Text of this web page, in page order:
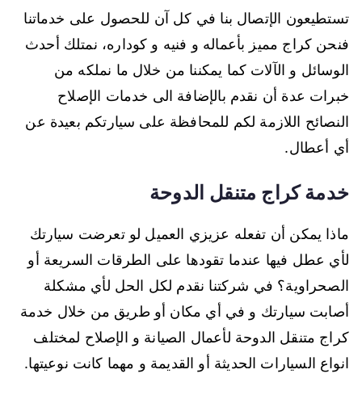
تستطيعون الإتصال بنا في كل آن للحصول على خدماتنا
فنحن كراج مميز بأعماله و فنيه و كوداره، نمتلك أحدث
الوسائل و الآلات كما يمكننا من خلال ما نملكه من
خبرات عدة أن نقدم بالإضافة الى خدمات الإصلاح
النصائح اللازمة لكم للمحافظة على سيارتكم بعيدة عن
أي أعطال.
خدمة كراج متنقل الدوحة
ماذا يمكن أن تفعله عزيزي العميل لو تعرضت سيارتك
لأي عطل فيها عندما تقودها على الطرقات السريعة أو
الصحراوية؟ في شركتنا نقدم لكل الحل لأي مشكلة
أصابت سيارتك و في أي مكان أو طريق من خلال خدمة
كراج متنقل الدوحة لأعمال الصيانة و الإصلاح لمختلف
انواع السيارات الحديثة أو القديمة و مهما كانت نوعيتها.